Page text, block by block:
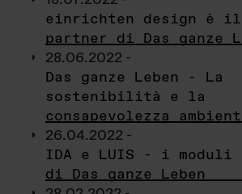
einrichten design è il
partner di Das ganze
28.06.2022 -
Das ganze Leben - La
sostenibilità e la
consapevolezza
26.04.2022 -
IDA e LUIS - i moduli
di Das ganze Leben